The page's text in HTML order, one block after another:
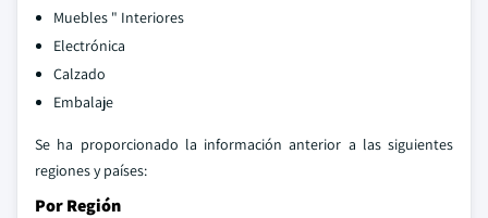
Muebles " Interiores
Electrónica
Calzado
Embalaje
Se ha proporcionado la información anterior a las siguientes
regiones y países:
Por Región